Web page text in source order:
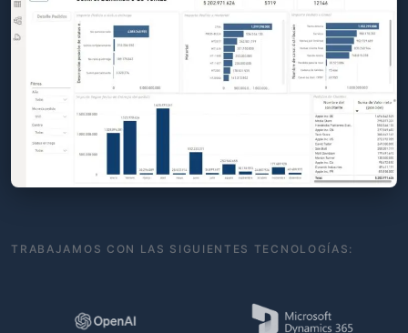
TRABAJAMOS CON LAS SIGUIENTES TECNOLOGÍAS: